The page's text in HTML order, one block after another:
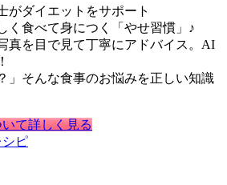
がダイエットをサポート
く食べて身につく「やせ習慣」♪
真を目で見て丁寧にアドバイス。AI
」そんな食事のお悩みを正しい知識
て詳しく見る
ピ